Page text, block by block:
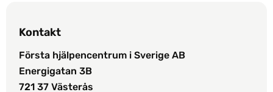
Kontakt
Första hjälpencentrum i Sverige AB
Energigatan 3B
721 37 Västerås